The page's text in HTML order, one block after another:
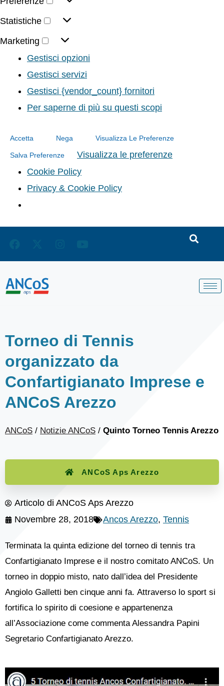
Statistiche
Marketing
Gestisci opzioni
Gestisci servizi
Gestisci {vendor_count} fornitori
Per saperne di più su questi scopi
Accetta Nega Visualizza Le Preferenze
Salva Preferenze
Visualizza le preferenze
Cookie Policy
Privacy & Cookie Policy
Torneo di Tennis
organizzato da
Confartigianato Imprese e
ANCoS Arezzo
ANCoS / Notizie ANCoS / Quinto Torneo Tennis Arezzo
ANCoS Aps Arezzo
Articolo di ANCoS Aps Arezzo
Novembre 28, 2018
Ancos Arezzo, Tennis
Terminata la quinta edizione del torneo di tennis tra
Confartigianato Imprese e il nostro comitato ANCoS. Un
torneo in doppio misto, nato dall’idea del Presidente
Angiolo Galletti ben cinque anni fa. Attraverso lo sport si
fortifica lo spirito di coesione e appartenenza
all’Associazione come commenta Alessandra Papini
Segretario Confartigianato Arezzo.